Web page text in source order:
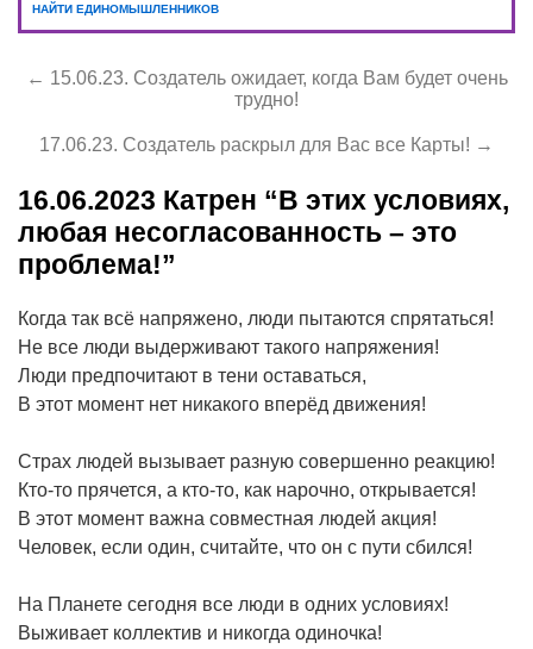
НАЙТИ ЕДИНОМЫШЛЕННИКОВ
← 15.06.23. Создатель ожидает, когда Вам будет очень
трудно!
17.06.23. Создатель раскрыл для Вас все Карты! →
16.06.2023 Катрен “В этих условиях,
любая несогласованность – это
проблема!”
Когда так всё напряжено, люди пытаются спрятаться!
Не все люди выдерживают такого напряжения!
Люди предпочитают в тени оставаться,
В этот момент нет никакого вперёд движения!
Страх людей вызывает разную совершенно реакцию!
Кто-то прячется, а кто-то, как нарочно, открывается!
В этот момент важна совместная людей акция!
Человек, если один, считайте, что он с пути сбился!
На Планете сегодня все люди в одних условиях!
Выживает коллектив и никогда одиночка!